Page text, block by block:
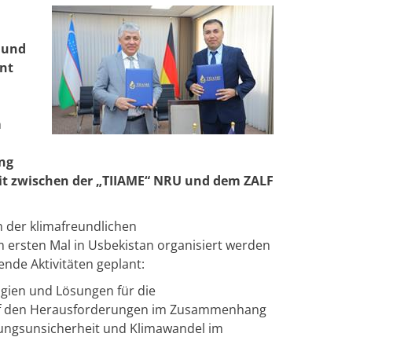
der „TIIAME“ NRU und dem ZALF
der klimafreundlichen
Mal in Usbekistan organisiert werden
Aktivitäten geplant:​
und Lösungen für die
Herausforderungen im Zusammenhang
und Klimawandel im